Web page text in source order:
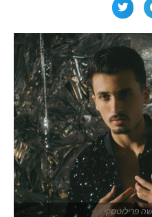
פרילוטסקי